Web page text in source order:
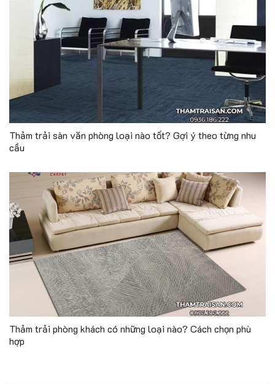
Thảm trải sàn văn phòng loại nào tốt? Gợi ý theo từng nhu
cầu
Thảm trải phòng khách có những loại nào? Cách chọn phù
hợp